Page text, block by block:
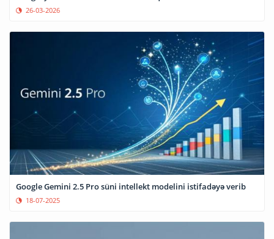
26-03-2026
Google Gemini 2.5 Pro süni intellekt modelini istifadəyə verib
18-07-2025